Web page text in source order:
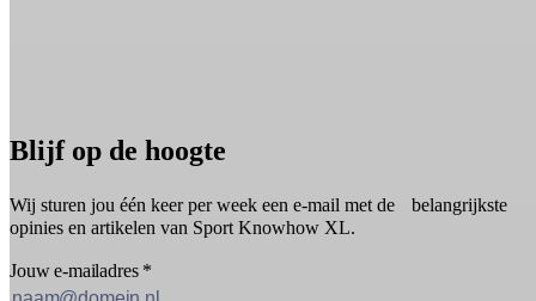
Blijf op de hoogte
Wij sturen jou één keer per week een e-mail met de belangrijkste
opinies en artikelen van Sport Knowhow XL.
Jouw e-mailadres *